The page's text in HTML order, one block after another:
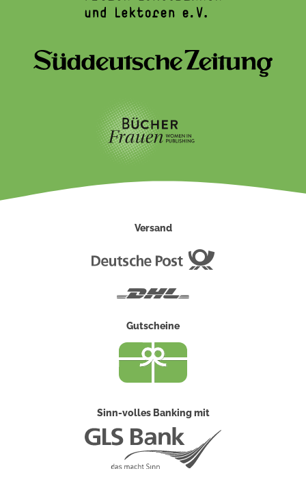
Versand
Gutscheine
Sinn-volles Banking mit